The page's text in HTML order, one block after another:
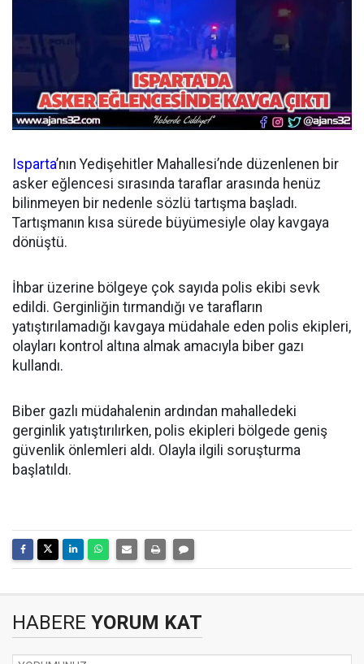
Isparta’nın Yedişehitler Mahallesi’nde düzenlenen bir
asker eğlencesi sırasında taraflar arasında henüz
bilinmeyen bir nedenle sözlü tartışma başladı.
Tartışmanın kısa sürede büyümesiyle olay kavgaya
dönüştü.
İhbar üzerine bölgeye çok sayıda polis ekibi sevk
edildi. Gerginliğin tırmandığı ve tarafların
yatıştırılamadığı kavgaya müdahale eden polis ekipleri,
olayları kontrol altına almak amacıyla biber gazı
kullandı.
Biber gazlı müdahalenin ardından mahalledeki
gerginlik yatıştırılırken, polis ekipleri bölgede geniş
güvenlik önlemleri aldı. Olayla ilgili soruşturma
başlatıldı.
HABERE YORUM KAT